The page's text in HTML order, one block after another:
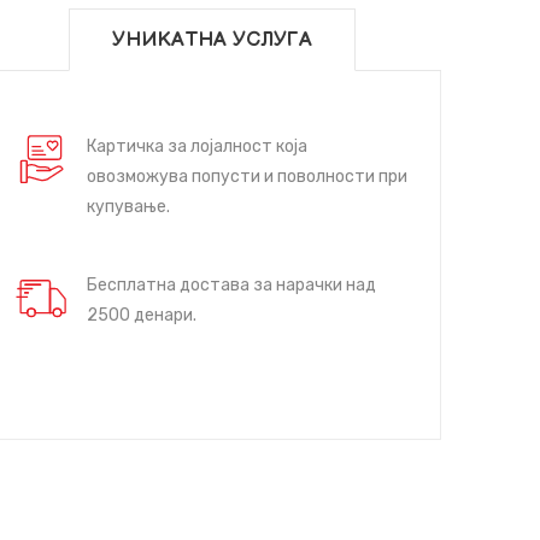
УНИКАТНА УСЛУГА
Картичка за лојалност која
овозможува попусти и поволности при
купување.
Бесплатна достава за нарачки над
2500 денари.